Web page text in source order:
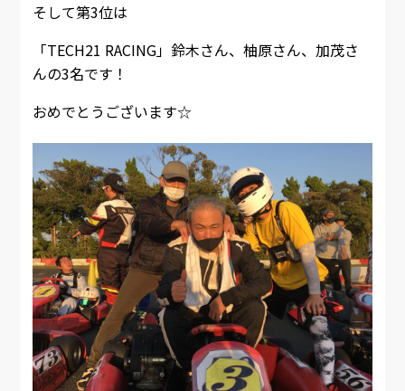
そして第3位は
「TECH21 RACING」鈴木さん、柚原さん、加茂さ
んの3名です！
おめでとうございます☆